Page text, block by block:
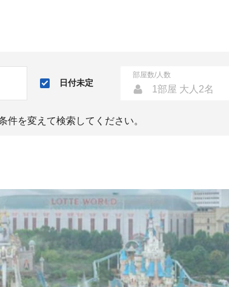
日付未定
部屋数/人数
1部屋 大人2名
を変えて検索してください。